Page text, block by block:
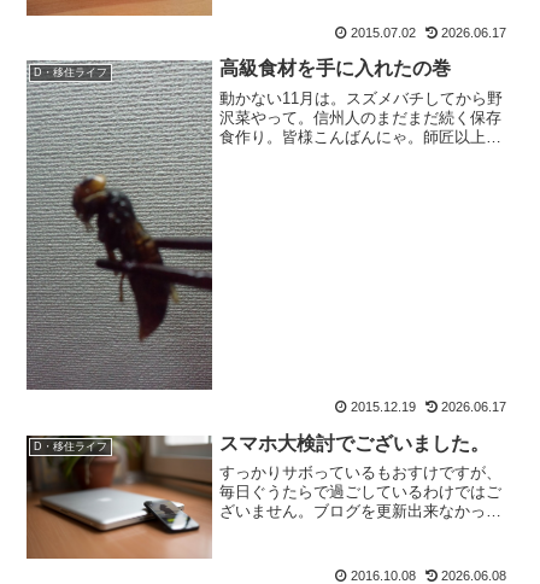
2015.07.02 2026.06.17
D・移住ライフ 高級食材を手に入れたの巻
動かない11月は。スズメバチしてから野
沢菜やって。信州人のまだまだ続く保存
食作り。皆様こんばんにゃ。師匠以上に
2015.12.19 2026.06.17
D・移住ライフ スマホ大検討でございました。
すっかりサボっているもおすけですが、
毎日ぐうたらで過ごしているわけではご
ざいません。ブログを更新出来なかった
＆購入をしておりました。もおすけ的条
2016.10.08 2026.06.08